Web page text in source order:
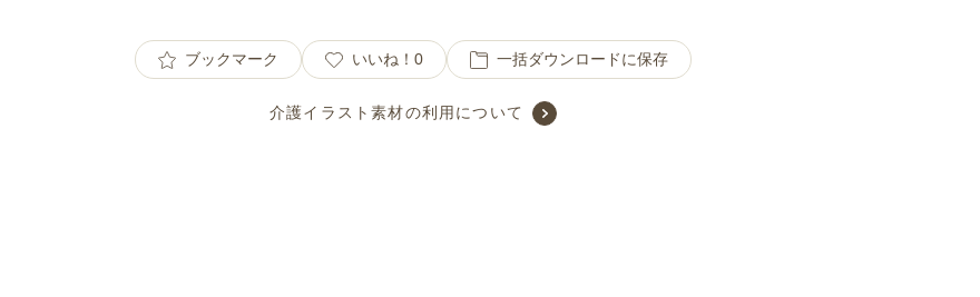
ブックマーク いいね！ 0 一括ダウンロードに保存
介護イラスト素材の利用について